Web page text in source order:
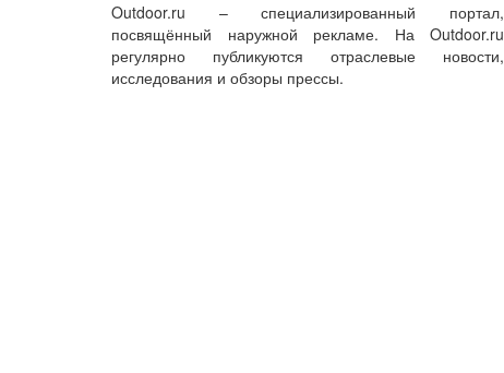
Outdoor.ru – специализированный портал,
посвящённый наружной рекламе. На Outdoor.ru
регулярно публикуются отраслевые новости,
исследования и обзоры прессы.